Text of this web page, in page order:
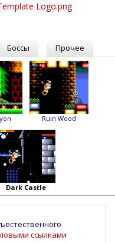
Logo.png
Боссы Прочее
Ruin Wood
Dark Castle
ссылками